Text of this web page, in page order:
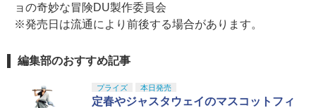
ョの奇妙な冒険DU製作委員会
※発売日は流通により前後する場合があります。
編集部のおすすめ記事
プライズ 本日発売
定春やジャスタウェイのマスコットフィ